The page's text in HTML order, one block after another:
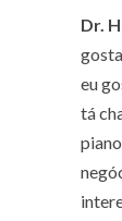
Dr.
eu
tá